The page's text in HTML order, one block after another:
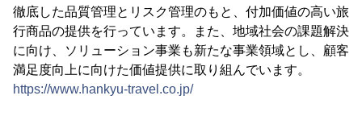
徹底した品質管理とリスク管理のもと、付加価値の高い旅
行商品の提供を行っています。また、地域社会の課題解決
に向け、ソリューション事業も新たな事業領域とし、顧客
満足度向上に向けた価値提供に取り組んでいます。
https://www.hankyu-travel.co.jp/